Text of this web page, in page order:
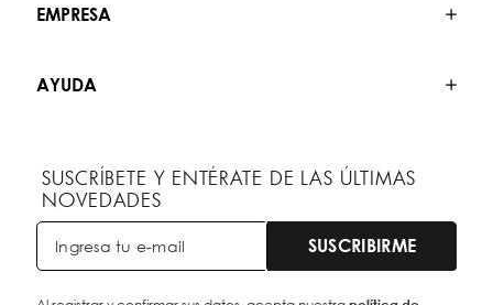
EMPRESA
AYUDA
SUSCRÍBETE Y ENTÉRATE DE LAS ÚLTIMAS
NOVEDADES
SUSCRIBIRME